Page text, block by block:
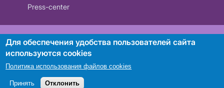
Press-center
RUE "Beltelecom"
Search
Для обеспечения удобства пользователей сайта
используются cookies
Политика использования файлов cookies
Принять Отклонить